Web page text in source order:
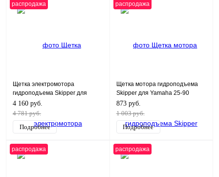
распродажа
Щетка электромотора
гидроподъема Skipper для
Yamaha 100-250, F100-F275
4 160 руб.
4 781 руб.
Подробнее
распродажа
Щетка мотора гидроподъема
Skipper для Yamaha 25-90
873 руб.
1 003 руб.
Подробнее
распродажа распродажа